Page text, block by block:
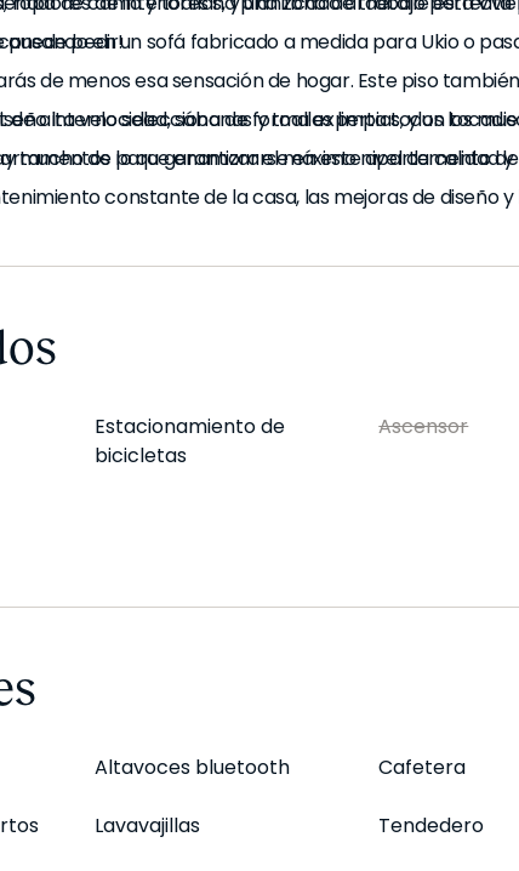
puede pedir!en un sofá fabricado a medida para Ukio o
de menos esa sensación de hogar. Este piso
de alta velocidad, sábanas y toallas limpias, y un
mucho de lo que enamorarse en este apartamento
interno selecciona de forma experta todos los
para garantizar el máximo nivel de calidad
constante de la casa, las mejoras de diseño
en el apartamento. Consulte con un agente de
Estacionamiento de
bicicletas
Ascensor
Altavoces bluetooth Cafetera
Lavavajillas Tendedero